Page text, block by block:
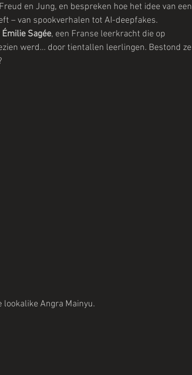
en Jung, en bespreken hoe het idee van een
– van spookverhalen tot AI-deepfakes.
Émilie Sagée, een Franse leerkracht die op
werd... door tientallen leerlingen. Bestond ze
lookalike Angra Mainyu.